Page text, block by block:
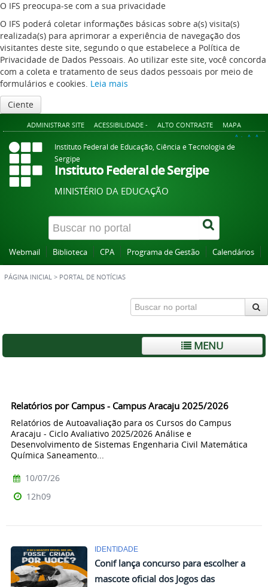
O IFS preocupa-se com a sua privacidade
O IFS poderá coletar informações básicas sobre a(s) visita(s)
realizada(s) para aprimorar a experiência de navegação dos
visitantes deste site, segundo o que estabelece a Política de
Privacidade de Dados Pessoais. Ao utilizar este site, você concorda
com a coleta e tratamento de seus dados pessoais por meio de
formulários e cookies. Leia mais
Ciente
ADMINISTRAR SITE ACESSIBILIDADE - ALTO CONTRASTE MAPA
A+ A A-
Instituto Federal de Educação, Ciência e Tecnologia de
Sergipe
Instituto Federal de Sergipe
MINISTÉRIO DA EDUCAÇÃO
Webmail Biblioteca CPA Programa de Gestão Calendários
PÁGINA INICIAL > PORTAL DE NOTÍCIAS
MENU
Relatórios por Campus - Campus Aracaju 2025/2026
Relatórios de Autoavaliação para os Cursos do Campus
Aracaju - Ciclo Avaliativo 2025/2026 Análise e
Desenvolvimento de Sistemas Engenharia Civil Matemática
Química Saneamento...
10/07/26
12h09
IDENTIDADE
Conif lança concurso para escolher a
mascote oficial dos Jogos das